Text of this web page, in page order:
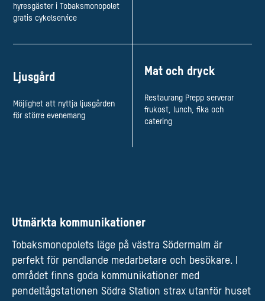
hyresgäster i Tobaksmonopolet
gratis cykelservice
Ljusgård
Möjlighet att nyttja ljusgården
för större evenemang
Mat och dryck
Restaurang Prepp​ serverar
frukost, lunch, fika och
catering ​
Utmärkta kommunikationer
Tobaksmonopolets läge på västra Södermalm är
perfekt för pendlande medarbetare och besökare. I
området finns goda kommunikationer med
pendeltågstationen Södra Station strax utanför huset